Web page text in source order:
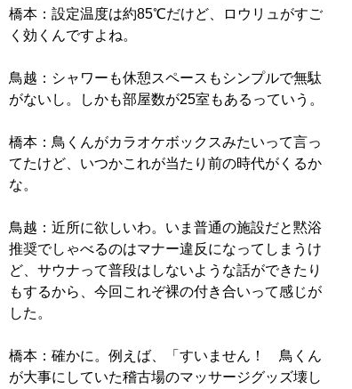
橋本：設定温度は約85℃だけど、ロウリュがすご
く効くんですよね。
鳥越：シャワーも休憩スペースもシンプルで無駄
がないし。しかも部屋数が25室もあるっていう。
橋本：鳥くんがカラオケボックスみたいって言っ
てたけど、いつかこれが当たり前の時代がくるか
な。
鳥越：近所に欲しいわ。いま普通の施設だと黙浴
推奨でしゃべるのはマナー違反になってしまうけ
ど、サウナって普段はしないような話ができたり
もするから、今回これぞ裸の付き合いって感じが
した。
橋本：確かに。例えば、「すいません！ 鳥くん
が大事にしていた稽古場のマッサージグッズ壊し